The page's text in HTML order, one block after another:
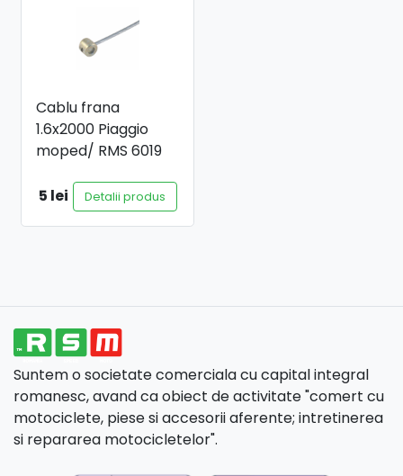
Cablu frana
1.6x2000 Piaggio
moped/ RMS 6019
5 lei Detalii produs
Suntem o societate comerciala cu capital integral
romanesc, avand ca obiect de activitate "comert cu
motociclete, piese si accesorii aferente; intretinerea
si repararea motocicletelor".